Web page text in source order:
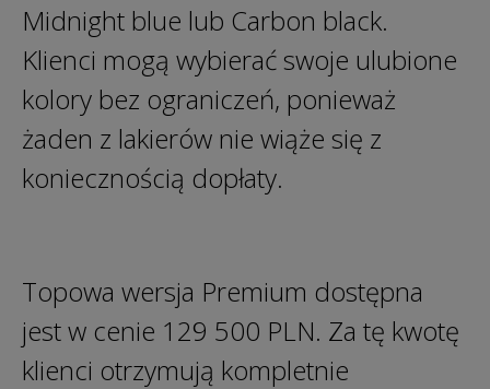
Midnight blue lub Carbon black.
Klienci mogą wybierać swoje ulubione
kolory bez ograniczeń, ponieważ
żaden z lakierów nie wiąże się z
koniecznością dopłaty.
Topowa wersja Premium dostępna
jest w cenie 129 500 PLN. Za tę kwotę
klienci otrzymują kompletnie